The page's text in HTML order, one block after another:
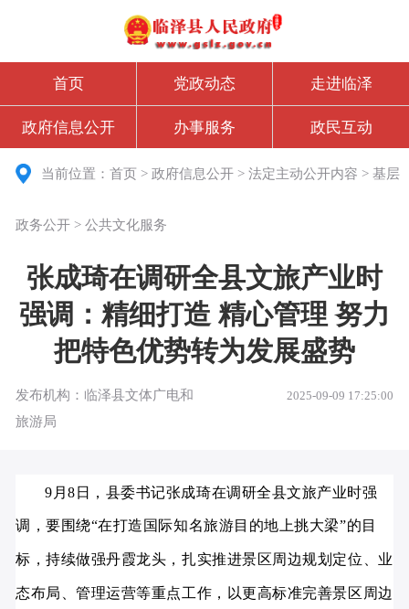
首页 党政动态 走进临泽
政府信息公开 办事服务 政民互动
当前位置：首页 >政府信息公开 >法定主动公开内容 >基层
政务公开 >公共文化服务
张成琦在调研全县文旅产业时
强调：精细打造 精心管理 努力
把特色优势转为发展盛势
发布机构：临泽县文体广电和
旅游局
2025-09-09 17:25:00
9月8日，县委书记张成琦在调研全县文旅产业时强
调，要围绕“在打造国际知名旅游目的地上挑大梁”的目
标，持续做强丹霞龙头，扎实推进景区周边规划定位、业
态布局、管理运营等重点工作，以更高标准完善景区周边